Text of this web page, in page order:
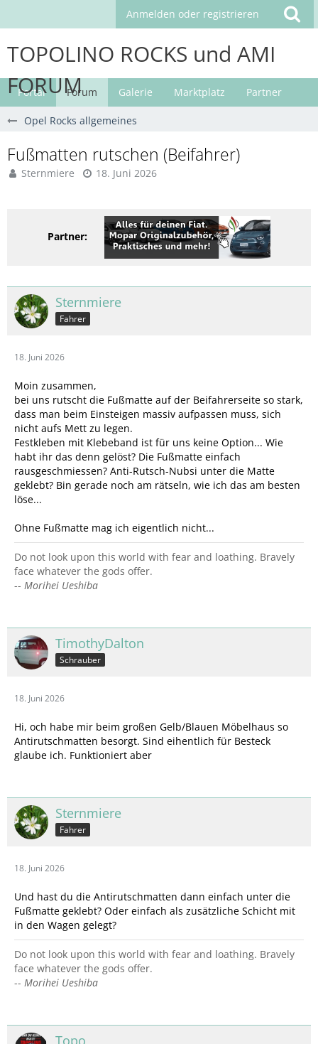
Anmelden oder registrieren
TOPOLINO ROCKS und AMI
FORUM
Portal Forum Galerie Marktplatz Partner
Opel Rocks allgemeines
Fußmatten rutschen (Beifahrer)
Sternmiere 18. Juni 2026
Partner:
Sternmiere
Fahrer
18. Juni 2026
Moin zusammen,
bei uns rutscht die Fußmatte auf der Beifahrerseite so stark,
dass man beim Einsteigen massiv aufpassen muss, sich
nicht aufs Mett zu legen.
Festkleben mit Klebeband ist für uns keine Option... Wie
habt ihr das denn gelöst? Die Fußmatte einfach
rausgeschmiessen? Anti-Rutsch-Nubsi unter die Matte
geklebt? Bin gerade noch am rätseln, wie ich das am besten
löse...
Ohne Fußmatte mag ich eigentlich nicht...
Do not look upon this world with fear and loathing. Bravely
face whatever the gods offer.
-- Morihei Ueshiba
TimothyDalton
Schrauber
18. Juni 2026
Hi, och habe mir beim großen Gelb/Blauen Möbelhaus so
Antirutschmatten besorgt. Sind eihentlich für Besteck
glaube ich. Funktioniert aber
Sternmiere
Fahrer
18. Juni 2026
Und hast du die Antirutschmatten dann einfach unter die
Fußmatte geklebt? Oder einfach als zusätzliche Schicht mit
in den Wagen gelegt?
Do not look upon this world with fear and loathing. Bravely
face whatever the gods offer.
-- Morihei Ueshiba
Topo